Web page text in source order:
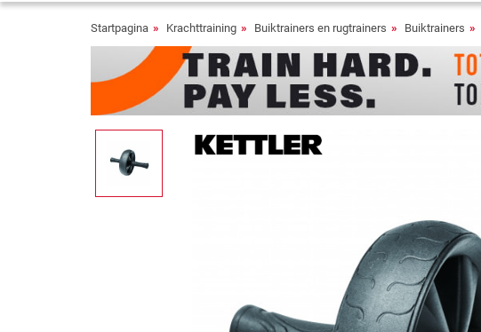
Startpagina Krachttraining Buiktrainers en rugtrainers Buiktrainers